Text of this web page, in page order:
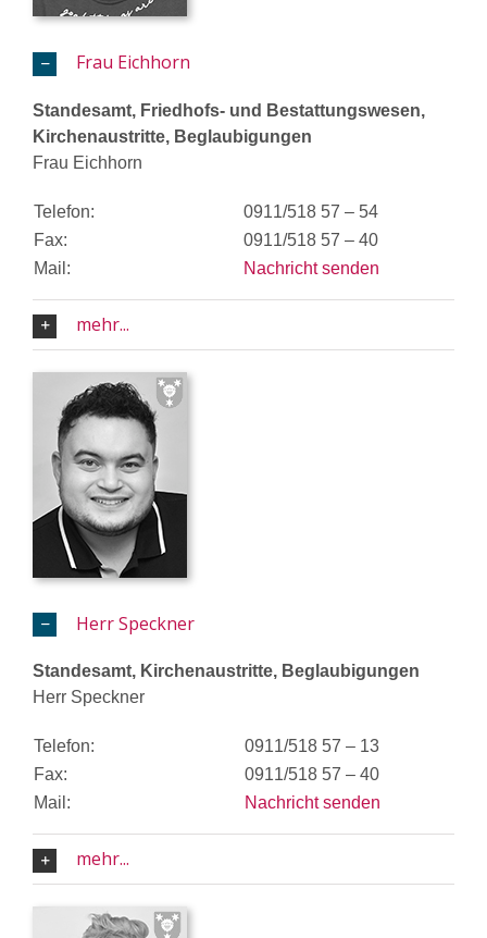
Frau Eichhorn
Standesamt, Friedhofs- und Bestattungswesen,
Kirchenaustritte, Beglaubigungen
Frau Eichhorn
Telefon:
0911/518 57 – 54
Fax:
0911/518 57 – 40
Mail:
Nachricht senden
mehr...
Herr Speckner
Standesamt, Kirchenaustritte, Beglaubigungen
Herr Speckner
Telefon:
0911/518 57 – 13
Fax:
0911/518 57 – 40
Mail:
Nachricht senden
mehr...